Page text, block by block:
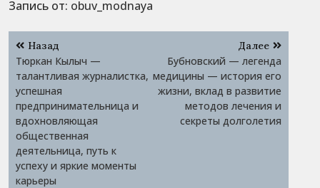
Запись от: obuv_modnaya
Навигация
по
записям
Назад
Тюркан Кылыч —
талантливая журналистка,
успешная
предпринимательница и
вдохновляющая
общественная
деятельница, путь к
успеху и яркие моменты
карьеры
Далее
Бубновский — легенда
медицины — история его
жизни, вклад в развитие
методов лечения и
секреты долголетия